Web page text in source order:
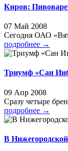
Киров:
07 Май 2008
Сегодня ОАО
подробнее →
Триумф «Сан
09 Апр 2008
Сразу четыре
подробнее →
В Нижегородской